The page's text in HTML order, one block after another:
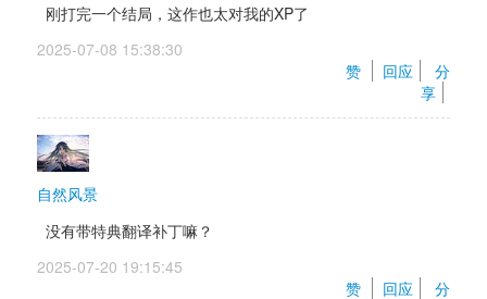
刚打完一个结局，这作也太对我的XP了
2025-07-08 15:38:30
赞
回应
分
享
自然风景
没有带特典翻译补丁嘛？
2025-07-20 19:15:45
赞
回应
分